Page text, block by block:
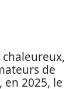
de
2025, le